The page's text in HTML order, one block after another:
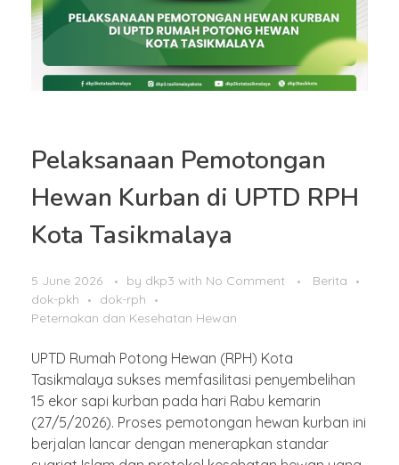
Pelaksanaan Pemotongan
Hewan Kurban di UPTD RPH
Kota Tasikmalaya
5 June 2026 by dkp3 with No Comment
Berita
dok-pkh
dok-rph
Peternakan dan Kesehatan Hewan
UPTD Rumah Potong Hewan (RPH) Kota
Tasikmalaya sukses memfasilitasi penyembelihan
15 ekor sapi kurban pada hari Rabu kemarin
(27/5/2026). Proses pemotongan hewan kurban ini
berjalan lancar dengan menerapkan standar